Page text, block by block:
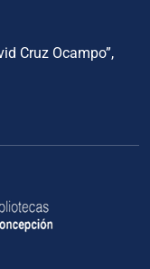
Cruz Ocampo”,